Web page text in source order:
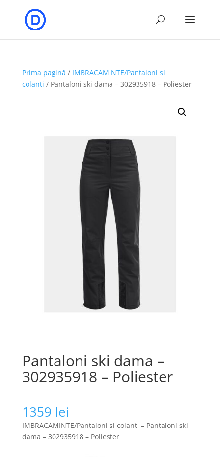
Prima pagină / IMBRACAMINTE/Pantaloni si
colanti / Pantaloni ski dama – 302935918 – Poliester
Pantaloni ski dama –
302935918 – Poliester
1359 lei
IMBRACAMINTE/Pantaloni si colanti – Pantaloni ski
dama – 302935918 – Poliester